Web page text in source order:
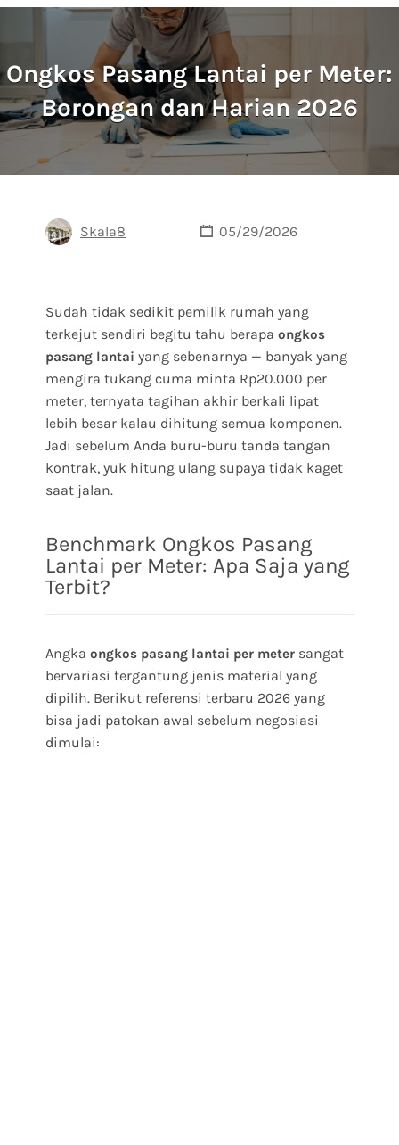
Ongkos Pasang Lantai per Meter:
Borongan dan Harian 2026
Skala8 05/29/2026
Sudah tidak sedikit pemilik rumah yang
terkejut sendiri begitu tahu berapa ongkos
pasang lantai yang sebenarnya — banyak yang
mengira tukang cuma minta Rp20.000 per
meter, ternyata tagihan akhir berkali lipat
lebih besar kalau dihitung semua komponen.
Jadi sebelum Anda buru-buru tanda tangan
kontrak, yuk hitung ulang supaya tidak kaget
saat jalan.
Benchmark Ongkos Pasang
Lantai per Meter: Apa Saja yang
Terbit?
Angka ongkos pasang lantai per meter sangat
bervariasi tergantung jenis material yang
dipilih. Berikut referensi terbaru 2026 yang
bisa jadi patokan awal sebelum negosiasi
dimulai: